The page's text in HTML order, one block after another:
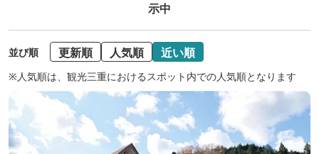
示中
並び順 更新順 人気順 近い順
※人気順は、観光三重におけるスポット内での人気順となります